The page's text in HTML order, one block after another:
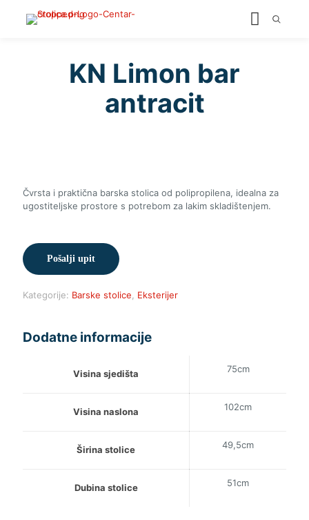
KN Limon bar
antracit
Čvrsta i praktična barska stolica od polipropilena, idealna za
ugostiteljske prostore s potrebom za lakim skladištenjem.
Pošalji upit
Kategorije: Barske stolice Eksterijer
Dodatne informacije
Visina sjedišta 75cm
Visina naslona 102cm
Širina stolice 49,5cm
Dubina stolice 51cm